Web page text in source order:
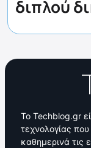
διπλού
Το Techblog.gr
τεχνολογίας
καθημερινά τις